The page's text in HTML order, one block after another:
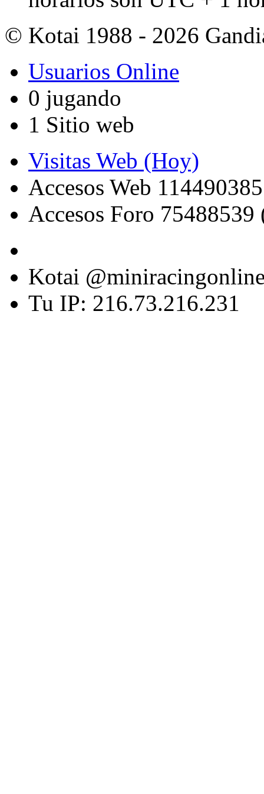
© Kotai 1988 - 2026
Usuarios Online
0 jugando
1 Sitio web
Visitas Web (Hoy)
Accesos Web
Accesos Foro 75488539
Kotai
Tu IP: 216.73.216.231